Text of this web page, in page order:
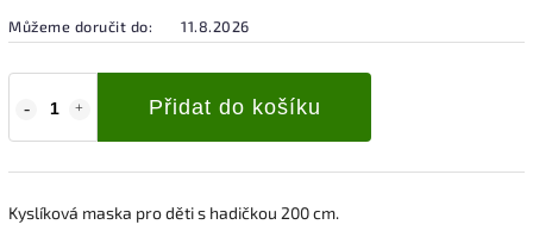
Můžeme doručit do:
11.8.2026
Přidat do košíku
Kyslíková maska pro děti s hadičkou 200 cm.